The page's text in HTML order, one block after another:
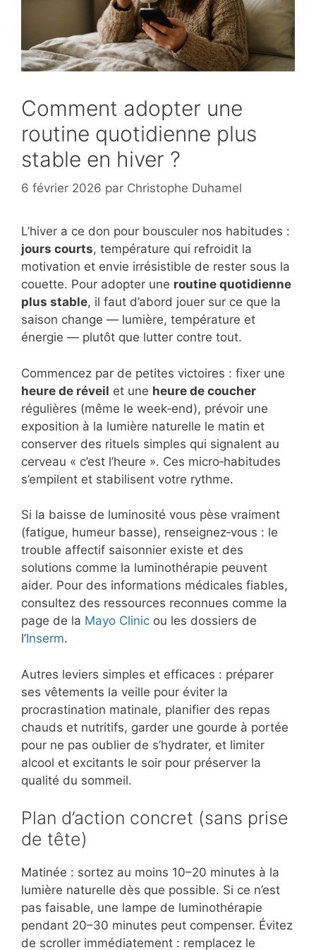
Comment adopter une
routine quotidienne plus
stable en hiver ?
6 février 2026 par Christophe Duhamel
L’hiver a ce don pour bousculer nos habitudes :
jours courts, température qui refroidit la
motivation et envie irrésistible de rester sous la
couette. Pour adopter une routine quotidienne
plus stable, il faut d’abord jouer sur ce que la
saison change — lumière, température et
énergie — plutôt que lutter contre tout.
Commencez par de petites victoires : fixer une
heure de réveil et une heure de coucher
régulières (même le week‑end), prévoir une
exposition à la lumière naturelle le matin et
conserver des rituels simples qui signalent au
cerveau « c’est l’heure ». Ces micro‑habitudes
s’empilent et stabilisent votre rythme.
Si la baisse de luminosité vous pèse vraiment
(fatigue, humeur basse), renseignez‑vous : le
trouble affectif saisonnier existe et des
solutions comme la luminothérapie peuvent
aider. Pour des informations médicales fiables,
consultez des ressources reconnues comme la
page de la Mayo Clinic ou les dossiers de
l’Inserm.
Autres leviers simples et efficaces : préparer
ses vêtements la veille pour éviter la
procrastination matinale, planifier des repas
chauds et nutritifs, garder une gourde à portée
pour ne pas oublier de s’hydrater, et limiter
alcool et excitants le soir pour préserver la
qualité du sommeil.
Plan d’action concret (sans prise
de tête)
Matinée : sortez au moins 10–20 minutes à la
lumière naturelle dès que possible. Si ce n’est
pas faisable, une lampe de luminothérapie
pendant 20–30 minutes peut compenser. Évitez
de scroller immédiatement : remplacez le